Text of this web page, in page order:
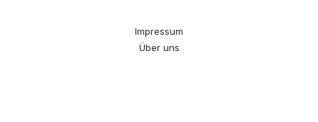
Impressum
Über uns